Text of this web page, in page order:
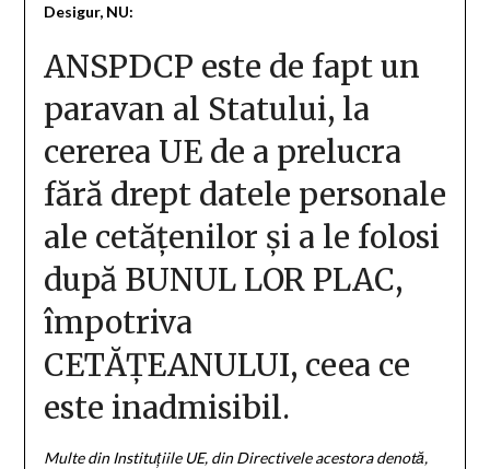
Desigur, NU:
ANSPDCP este de fapt un
paravan al Statului, la
cererea UE de a prelucra
fără drept datele personale
ale cetățenilor și a le folosi
după BUNUL LOR PLAC,
împotriva
CETĂȚEANULUI, ceea ce
este inadmisibil.
Multe din Instituțiile UE, din Directivele acestora denotă,